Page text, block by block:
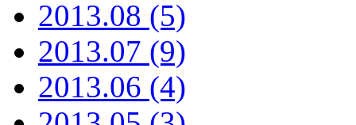
2013.08 (5)
2013.07 (9)
2013.06 (4)